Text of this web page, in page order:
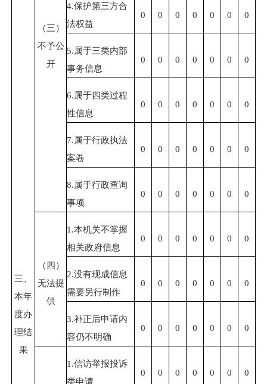
三、
本年
度办
理结
果
（三）
不予公
开
4.保护第三方合
法权益
0 0 0 0 0 0 0
5.属于三类内部
事务信息
0 0 0 0 0 0 0
6.属于四类过程
性信息
0 0 0 0 0 0 0
7.属于行政执法
案卷
0 0 0 0 0 0 0
8.属于行政查询
事项
0 0 0 0 0 0 0
（四）
无法提
供
1.本机关不掌握
相关政府信息
0 0 0 0 0 0 0
2.没有现成信息
需要另行制作
0 0 0 0 0 0 0
3.补正后申请内
容仍不明确
0 0 0 0 0 0 0
1.信访举报投诉
类申请
0 0 0 0 0 0 0